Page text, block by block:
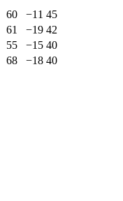
60 −11 45
61 −19 42
55 −15 40
68 −18 40